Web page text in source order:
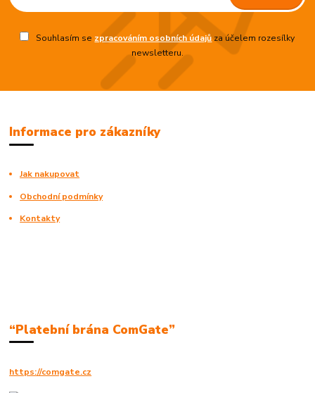
Souhlasím se zpracováním osobních údajůza účelem rozesílky
newsletteru.
Informace pro zákazníky
Jak nakupovat
Obchodní podmínky
Kontakty
“Platební brána ComGate”
https://comgate.cz